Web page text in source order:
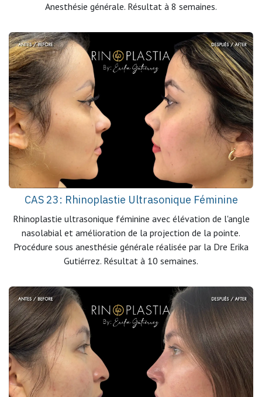
Anesthésie générale. Résultat à 8 semaines.
CAS 23: Rhinoplastie Ultrasonique Féminine
Rhinoplastie ultrasonique féminine avec élévation de l'angle
nasolabial et amélioration de la projection de la pointe.
Procédure sous anesthésie générale réalisée par la Dre Erika
Gutiérrez. Résultat à 10 semaines.